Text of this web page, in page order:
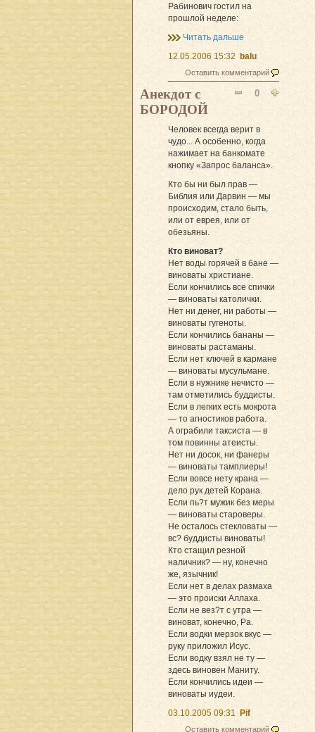
Рабинович гостил на
прошлой неделе:
Читать дальше
12.05.2006 15:32 balu
Оставить комментарий
0
Анекдот с
БОРОДОЙ
Человек всегда верит в
чудо... А особенно, когда
нажимает на банкомате
кнопку «Запрос баланса».
Кто бы ни был прав —
Библия или Дарвин — мы
происходим, стало быть,
или от еврея, или от
обезьяны.
Кто виноват?
Нет воды горячей в бане —
виноваты христиане.
Если кончились все спички
— виноваты католички.
Нет ни денег, ни работы —
виноваты гугеноты.
Если кончились бананы —
виноваты растаманы.
Если нет ключей в кармане
— виноваты мусульмане.
Если в нужнике нечисто —
там отметились буддисты.
Если в легких есть мокрота
— то агностиков работа.
А ограбили таксиста — в
том повинны атеисты.
Нет ни досок, ни фанеры
— виноваты тамплиеры!
Если вовсе нету крана —
дело рук детей Корана.
Если пь?т мужик без меры
— виноваты староверы.
Не осталось стекловаты —
вс? буддисты виноваты!
Кто стащил резной
наличник? — ну, конечно
же, язычник!
Если нет в делах размаха
— это происки Аллаха.
Если не вез?т с утра —
виноват, конечно, Ра.
Если водки мерзок вкус —
руку приложил Исус.
Если водку взял не ту —
здесь виновен Маниту.
Если кончились идеи —
виноваты иудеи.
03.10.2005 09:31
Pif
Оставить комментарий